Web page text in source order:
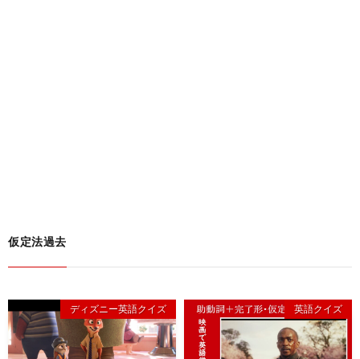
仮定法過去
ディズニー英語クイズ 英語クイズ